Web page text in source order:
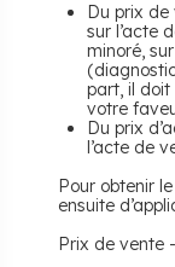
Du prix
sur l’acte
minoré,
part, il doit
votre
Du prix
l’acte de
Pour obtenir
ensuite
Prix de vente